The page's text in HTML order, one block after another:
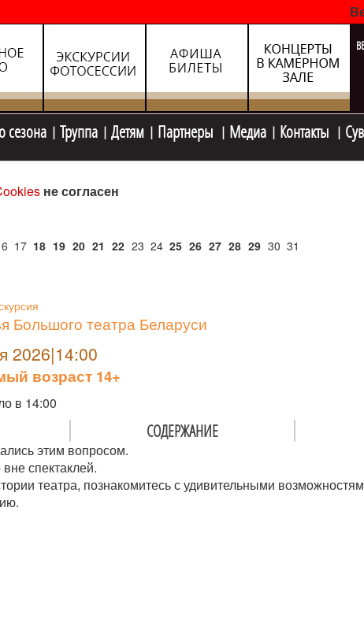
сезона Труппа Детям Партнеры Медиа Контакты
не согласен
17 18 19 20 21 22 23 24 25 26 27 28 29 30 31
Большого театра Беларуси
2026|14:00
возраст 14+
в 14:00
СОДЕРЖАНИЕ
этим вопросом.
спектаклей.
театра, познакомитесь с удивительными